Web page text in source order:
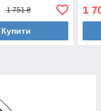
1 751 ₴
Купити
1